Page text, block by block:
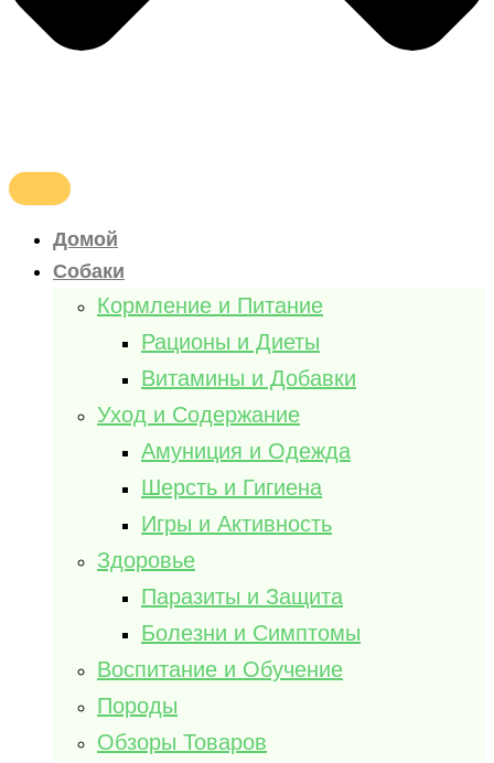
Домой
Собаки
Кормление и Питание
Рационы и Диеты
Витамины и Добавки
Уход и Содержание
Амуниция и Одежда
Шерсть и Гигиена
Игры и Активность
Здоровье
Паразиты и Защита
Болезни и Симптомы
Воспитание и Обучение
Породы
Обзоры Товаров